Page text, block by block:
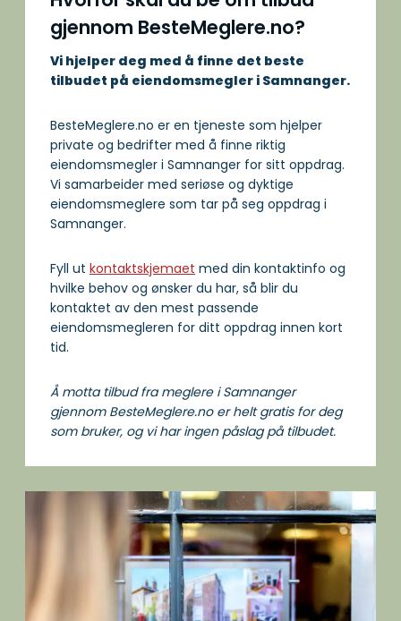
gjennom BesteMeglere.no?
Vi hjelper deg med å finne det beste
tilbudet på eiendomsmegler i Samnanger.
BesteMeglere.no er en tjeneste som hjelper
private og bedrifter med å finne riktig
eiendomsmegler i Samnanger for sitt oppdrag.
Vi samarbeider med seriøse og dyktige
eiendomsmeglere som tar på seg oppdrag i
Samnanger.
Fyll ut kontaktskjemaet med din kontaktinfo og
hvilke behov og ønsker du har, så blir du
kontaktet av den mest passende
eiendomsmegleren for ditt oppdrag innen kort
tid.
Å motta tilbud fra meglere i Samnanger
gjennom BesteMeglere.no er helt gratis for deg
som bruker, og vi har ingen påslag på tilbudet.